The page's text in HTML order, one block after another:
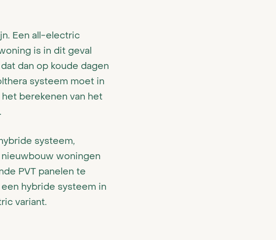
Een all-electric
is in dit geval
dan op koude dagen
systeem moet in
berekenen van het
systeem,
nieuwbouw woningen
PVT panelen te
hybride systeem in
variant.